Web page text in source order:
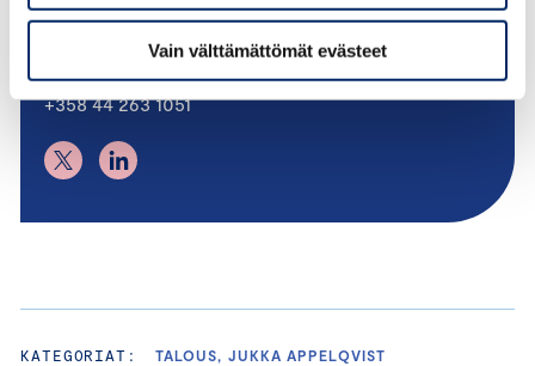
Vain välttämättömät evästeet
PÄÄEKONOMISTI
jukka.appelqvist@chamber.fi
+358 44 263 1051
KATEGORIAT: TALOUS, JUKKA APPELQVIST